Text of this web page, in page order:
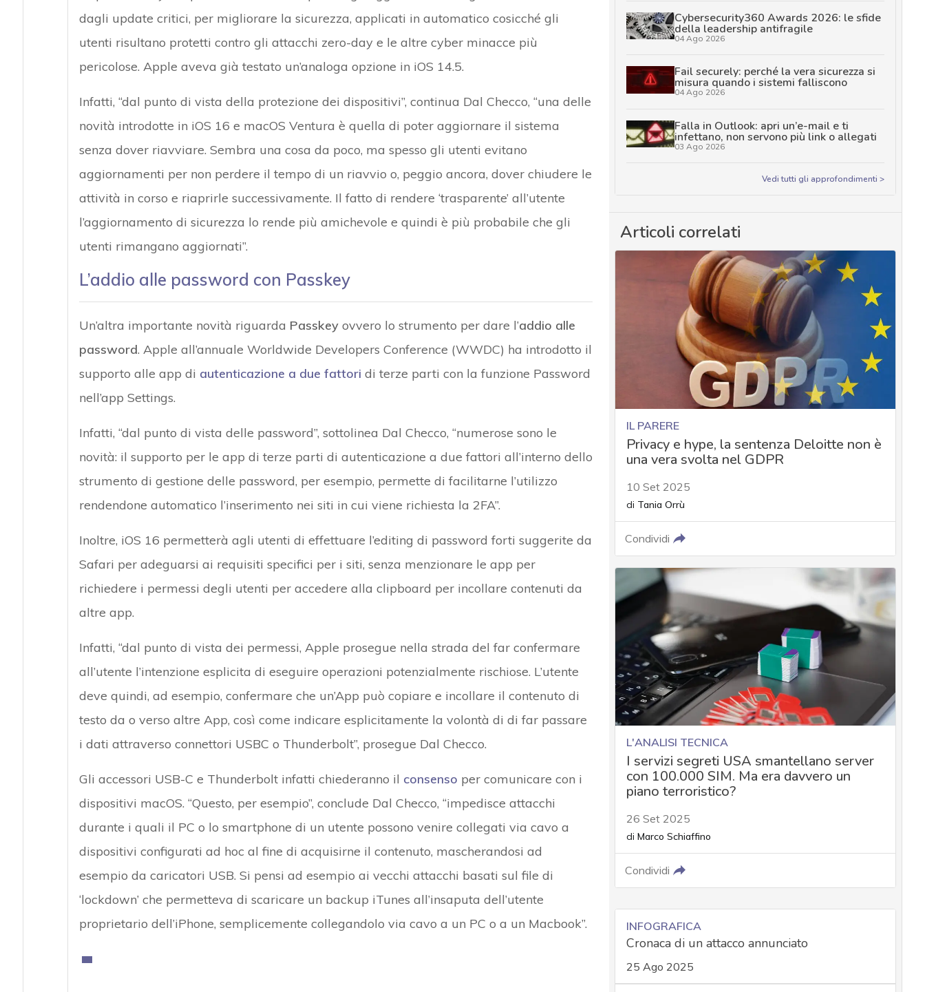
dagli update critici, per migliorare la sicurezza, applicati in automatico cosicché gli
utenti risultano protetti contro gli attacchi zero-day e le altre cyber minacce più
pericolose. Apple aveva già testato un’analoga opzione in iOS 14.5.
Infatti, “dal punto di vista della protezione dei dispositivi”, continua Dal Checco, “una delle
novità introdotte in iOS 16 e macOS Ventura è quella di poter aggiornare il sistema
senza dover riavviare. Sembra una cosa da poco, ma spesso gli utenti evitano
aggiornamenti per non perdere il tempo di un riavvio o, peggio ancora, dover chiudere le
attività in corso e riaprirle successivamente. Il fatto di rendere ‘trasparente’ all’utente
l’aggiornamento di sicurezza lo rende più amichevole e quindi è più probabile che gli
utenti rimangano aggiornati”.
L’addio alle password con Passkey
Un’altra importante novità riguarda Passkeyovvero lo strumento per dare l’addio alle
password. Apple all’annuale Worldwide Developers Conference (WWDC) ha introdotto il
supporto alle app di autenticazione a due fattori di terze parti con la funzione Password
nell’app Settings.
Infatti, “dal punto di vista delle password”, sottolinea Dal Checco, “numerose sono le
novità: il supporto per le app di terze parti di autenticazione a due fattori all’interno dello
strumento di gestione delle password, per esempio, permette di facilitarne l’utilizzo
rendendone automatico l’inserimento nei siti in cui viene richiesta la 2FA”.
Inoltre, iOS 16 permetterà agli utenti di effettuare l’editing di password forti suggerite da
Safari per adeguarsi ai requisiti specifici per i siti, senza menzionare le app per
richiedere i permessi degli utenti per accedere alla clipboard per incollare contenuti da
altre app.
Infatti, “dal punto di vista dei permessi, Apple prosegue nella strada del far confermare
all’utente l’intenzione esplicita di eseguire operazioni potenzialmente rischiose. L’utente
deve quindi, ad esempio, confermare che un’App può copiare e incollare il contenuto di
testo da o verso altre App, così come indicare esplicitamente la volontà di di far passare
i dati attraverso connettori USBC o Thunderbolt”, prosegue Dal Checco.
Gli accessori USB-C e Thunderbolt infatti chiederanno il consenso per comunicare con i
dispositivi macOS. “Questo, per esempio”, conclude Dal Checco, “impedisce attacchi
durante i quali il PC o lo smartphone di un utente possono venire collegati via cavo a
dispositivi configurati ad hoc al fine di acquisirne il contenuto, mascherandosi ad
esempio da caricatori USB. Si pensi ad esempio ai vecchi attacchi basati sul file di
‘lockdown’ che permetteva di scaricare un backup iTunes all’insaputa dell’utente
proprietario dell’iPhone, semplicemente collegandolo via cavo a un PC o a un Macbook”.
Cybersecurity360 Awards 2026: le sfide
della leadership antifragile
04 Ago 2026
Fail securely: perché la vera sicurezza si
misura quando i sistemi falliscono
04 Ago 2026
Falla in Outlook: apri un’e-mail e ti
infettano, non servono più link o allegati
03 Ago 2026
Vedi tutti gli approfondimenti >
Articoli correlati
IL PARERE
Privacy e hype, la sentenza Deloitte non è
una vera svolta nel GDPR
10 Set 2025
di Tania Orrù
Condividi
L'ANALISI TECNICA
I servizi segreti USA smantellano server
con 100.000 SIM. Ma era davvero un
piano terroristico?
26 Set 2025
di Marco Schiaffino
Condividi
INFOGRAFICA
Cronaca di un attacco annunciato
25 Ago 2025